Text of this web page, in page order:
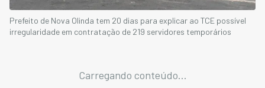
Prefeito de Nova Olinda tem 20 dias para explicar ao TCE possível
irregularidade em contratação de 219 servidores temporários
Carregando conteúdo...